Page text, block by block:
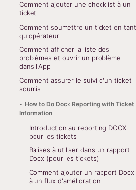
Comment ajouter une checklist à un
ticket
Comment soumettre un ticket en tant
qu'opérateur
Comment afficher la liste des
problèmes et ouvrir un problème
dans l'App
Comment assurer le suivi d'un ticket
soumis
How to Do Docx Reporting with Ticket
Information
Introduction au reporting DOCX
pour les tickets
Balises à utiliser dans un rapport
Docx (pour les tickets)
Comment ajouter un rapport Docx
à un flux d'amélioration